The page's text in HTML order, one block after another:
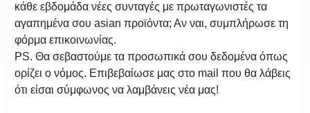
κάθε εβδομάδα νέες συνταγές με πρωταγωνιστές τα
αγαπημένα σου asian προϊόντα; Αν ναι, συμπλήρωσε τη
φόρμα επικοινωνίας.
PS. Θα σεβαστούμε τα προσωπικά σου δεδομένα όπως
ορίζει ο νόμος. Επιβεβαίωσε μας στο mail που θα λάβεις
ότι είσαι σύμφωνος να λαμβάνεις νέα μας!